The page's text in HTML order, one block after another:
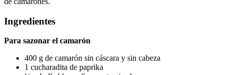
Ingredientes
Para sazonar el camarón
400 g de camarón sin cáscara y sin cabeza
1 cucharadita de paprika